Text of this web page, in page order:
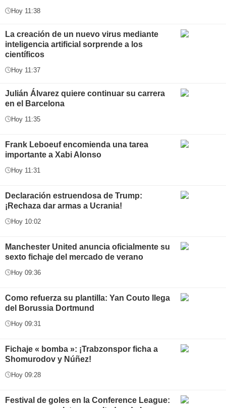
Hoy 11:38
La creación de un nuevo virus mediante
inteligencia artificial sorprende a los
científicos
Hoy 11:37
Julián Álvarez quiere continuar su carrera
en el Barcelona
Hoy 11:35
Frank Leboeuf encomienda una tarea
importante a Xabi Alonso
Hoy 11:31
Declaración estruendosa de Trump:
¡Rechaza dar armas a Ucrania!
Hoy 10:02
Manchester United anuncia oficialmente su
sexto fichaje del mercado de verano
Hoy 09:36
Como refuerza su plantilla: Yan Couto llega
del Borussia Dortmund
Hoy 09:31
Fichaje « bomba »: ¡Trabzonspor ficha a
Shomurodov y Núñez!
Hoy 09:28
Festival de goles en la Conference League: